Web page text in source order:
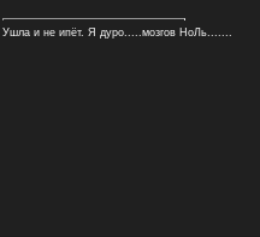
Ушла и не ипёт. Я дуро.....мозгов НоЛь.......